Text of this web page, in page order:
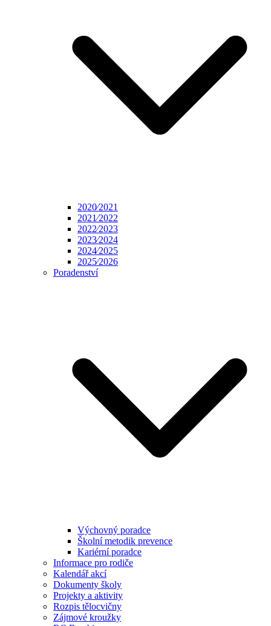
2020⁄2021
2021⁄2022
2022⁄2023
2023⁄2024
2024⁄2025
2025⁄2026
Poradenství
Výchovný poradce
Školní metodik prevence
Kariérní poradce
Informace pro rodiče
Kalendář akcí
Dokumenty školy
Projekty a aktivity
Rozpis tělocvičny
Zájmové kroužky